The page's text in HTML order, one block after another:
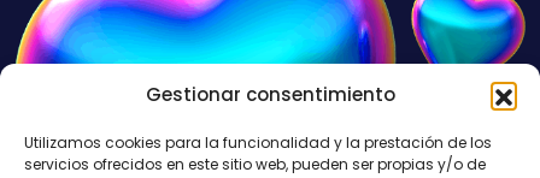
Gestionar consentimiento
Utilizamos cookies para la funcionalidad y la prestación de los
servicios ofrecidos en este sitio web, pueden ser propias y/o de